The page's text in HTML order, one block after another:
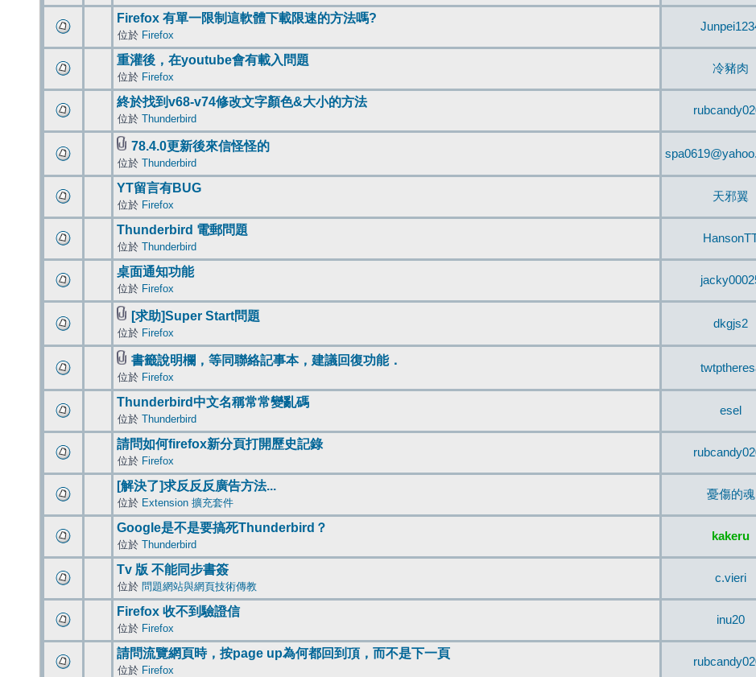
Firefox 有單一限制這軟體下載限速的方法嗎?
位於 Firefox
重灌後，在youtube會有載入問題
位於 Firefox
冷豬肉
終於找到v68-v74修改文字顏色&大小的方法
位於 Thunderbird
78.4.0更新後來信怪怪的
位於 Thunderbird
YT留言有BUG
位於 Firefox
天邪翼
Thunderbird 電郵問題
位於 Thunderbird
桌面通知功能
位於 Firefox
[求助]Super Start問題
位於 Firefox
dkgjs2
書籤說明欄，等同聯絡記事本，建議回復功能．
位於 Firefox
Thunderbird中文名稱常常變亂碼
位於 Thunderbird
esel
請問如何firefox新分頁打開歷史記錄
位於 Firefox
[解決了]求反反反廣告方法...
位於 Extension 擴充套件
憂傷的魂
Google是不是要搞死Thunderbird？
位於 Thunderbird
kakeru
Tv 版 不能同步書簽
位於 問題網站與網頁技術傳教
c.vieri
Firefox 收不到驗證信
位於 Firefox
inu20
請問流覽網頁時，按page up為何都回到頂，而不是下一頁
位於 Firefox